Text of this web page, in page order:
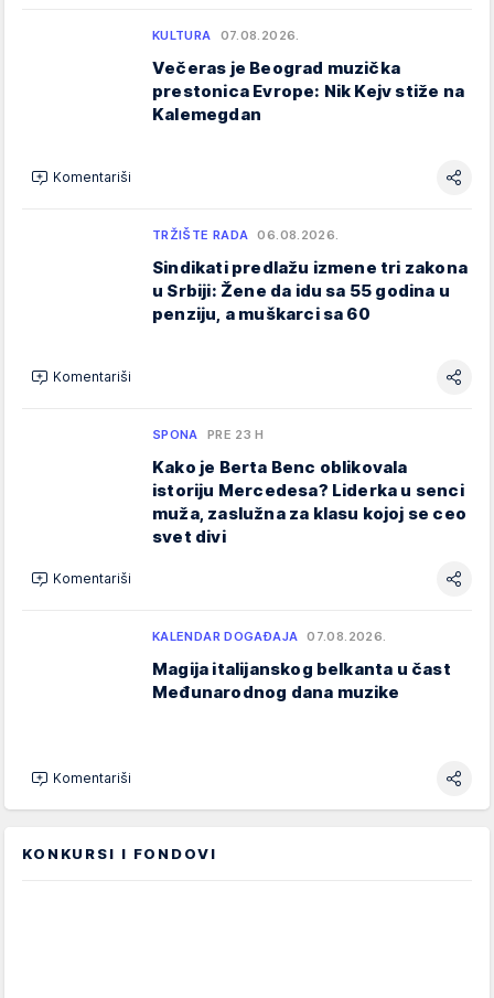
KULTURA 07.08.2026.
Večeras je Beograd muzička
prestonica Evrope: Nik Kejv stiže na
Kalemegdan
Komentariši
TRŽIŠTE RADA 06.08.2026.
Sindikati predlažu izmene tri zakona
u Srbiji: Žene da idu sa 55 godina u
penziju, a muškarci sa 60
Komentariši
SPONA PRE 23 H
Kako je Berta Benc oblikovala
istoriju Mercedesa? Liderka u senci
muža, zaslužna za klasu kojoj se ceo
svet divi
Komentariši
KALENDAR DOGAĐAJA 07.08.2026.
Magija italijanskog belkanta u čast
Međunarodnog dana muzike
Komentariši
KONKURSI I FONDOVI